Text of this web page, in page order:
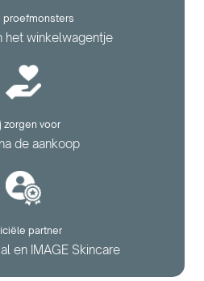
proefmonsters
het winkelwagentje
zorgen voor
de aankoop
partner
en IMAGE Skincare